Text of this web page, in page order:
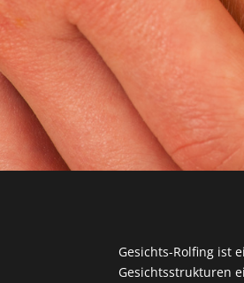
Gesichts-Rolfing ist
Gesichtsstrukturen